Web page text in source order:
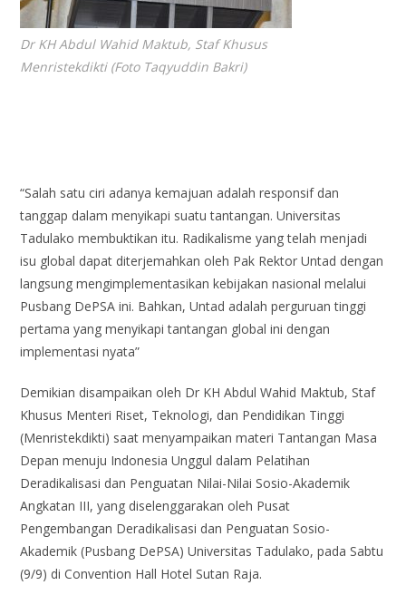
Dr KH Abdul Wahid Maktub, Staf Khusus
Menristekdikti (Foto Taqyuddin Bakri)
“Salah satu ciri adanya kemajuan adalah responsif dan
tanggap dalam menyikapi suatu tantangan. Universitas
Tadulako membuktikan itu. Radikalisme yang telah menjadi
isu global dapat diterjemahkan oleh Pak Rektor Untad dengan
langsung mengimplementasikan kebijakan nasional melalui
Pusbang DePSA ini. Bahkan, Untad adalah perguruan tinggi
pertama yang menyikapi tantangan global ini dengan
implementasi nyata”
Demikian disampaikan oleh Dr KH Abdul Wahid Maktub, Staf
Khusus Menteri Riset, Teknologi, dan Pendidikan Tinggi
(Menristekdikti) saat menyampaikan materi Tantangan Masa
Depan menuju Indonesia Unggul dalam Pelatihan
Deradikalisasi dan Penguatan Nilai-Nilai Sosio-Akademik
Angkatan III, yang diselenggarakan oleh Pusat
Pengembangan Deradikalisasi dan Penguatan Sosio-
Akademik (Pusbang DePSA) Universitas Tadulako, pada Sabtu
(9/9) di Convention Hall Hotel Sutan Raja.